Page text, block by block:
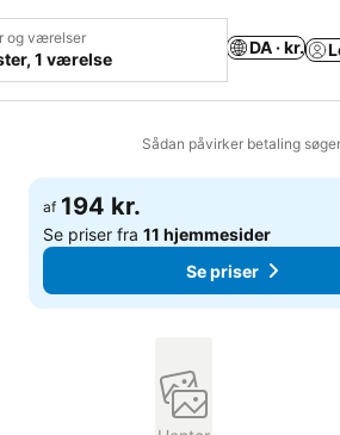
og værelser
1 værelse
DA · kr.
Sådan påvirker betaling
til favoritter
af 194 kr.
Se priser fra11 hjemmesider
Se priser